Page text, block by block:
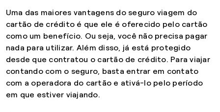
Uma das maiores vantagens do seguro viagem do
cartão de crédito é que ele é oferecido pelo cartão
como um benefício. Ou seja, você não precisa pagar
nada para utilizar. Além disso, já está protegido
desde que contratou o cartão de crédito. Para viajar
contando com o seguro, basta entrar em contato
com a operadora do cartão e ativá-lo pelo período
em que estiver viajando.